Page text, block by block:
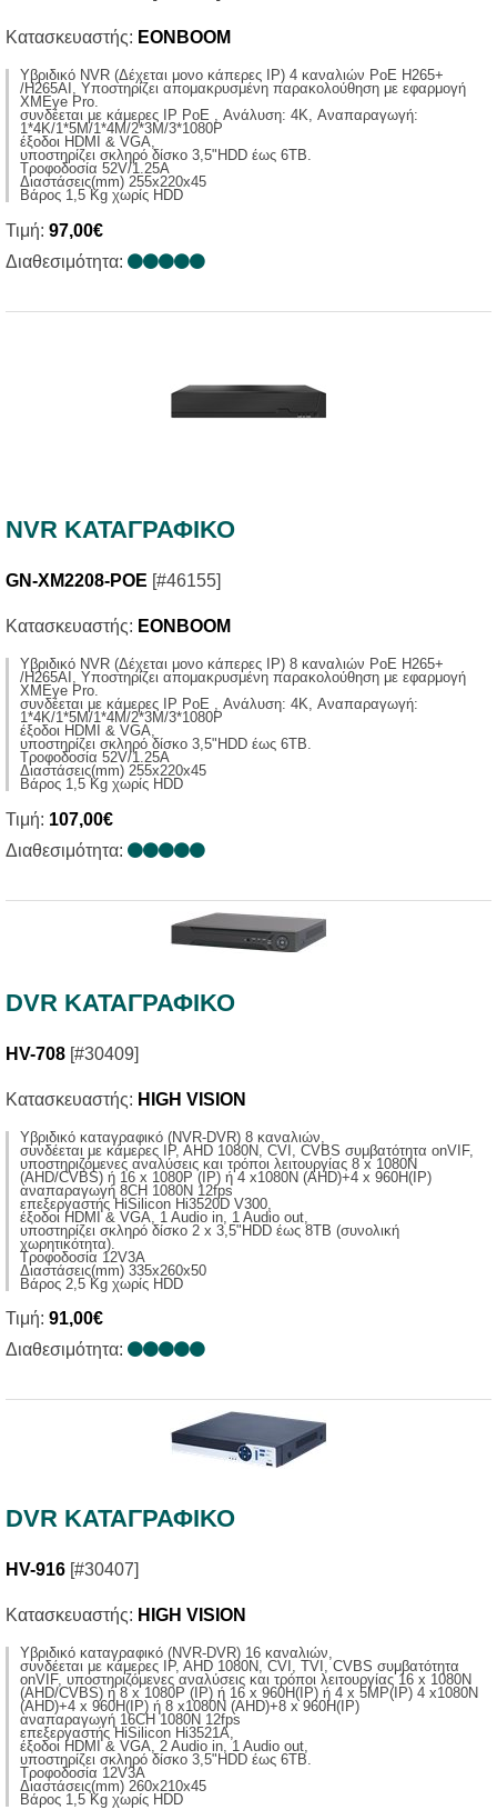
Κατασκευαστής: EONBOOM
Yβριδικό NVR (Δέχεται μονο κάπερες IP) 4 καναλιών PoE H265+
/H265AI, Υποστηρίζει απομακρυσμένη παρακολούθηση με εφαρμογή
XMEye Pro.
συνδέεται με κάμερες IP PoE , Ανάλυση: 4K, Αναπαραγωγή:
1*4K/1*5M/1*4M/2*3M/3*1080P
έξοδοι HDMI & VGA,
υποστηρίζει σκληρό δίσκο 3,5"HDD έως 6ΤΒ.
Τροφοδοσία 52V/1.25A
Διαστάσεις(mm) 255x220x45
Βάρος 1,5 Κg χωρίς ΗDD
Τιμή: 97,00€
Διαθεσιμότητα:
NVR ΚΑΤΑΓΡΑΦΙΚΟ
GN-XM2208-POE [#46155]
Κατασκευαστής: EONBOOM
Yβριδικό NVR (Δέχεται μονο κάπερες IP) 8 καναλιών PoE H265+
/H265AI, Υποστηρίζει απομακρυσμένη παρακολούθηση με εφαρμογή
XMEye Pro.
συνδέεται με κάμερες IP PoE , Ανάλυση: 4K, Αναπαραγωγή:
1*4K/1*5M/1*4M/2*3M/3*1080P
έξοδοι HDMI & VGA,
υποστηρίζει σκληρό δίσκο 3,5"HDD έως 6ΤΒ.
Τροφοδοσία 52V/1.25A
Διαστάσεις(mm) 255x220x45
Βάρος 1,5 Κg χωρίς ΗDD
Τιμή: 107,00€
Διαθεσιμότητα:
DVR ΚΑΤΑΓΡΑΦΙΚΟ
HV-708 [#30409]
Κατασκευαστής: HIGH VISION
Yβριδικό καταγραφικό (NVR-DVR) 8 καναλιών,
συνδέεται με κάμερες IP, AHD 1080N, CVI, CVBS συμβατότητα onVIF,
υποστηριζόμενες αναλύσεις και τρόποι λειτουργίας 8 x 1080N
(AHD/CVBS) ή 16 x 1080P (ΙP) ή 4 x1080Ν (ΑΗD)+4 x 960Η(IP)
αναπαραγωγή 8CH 1080N 12fps
επεξεργαστής ΗiSilicon Hi3520D V300,
έξοδοι HDMI & VGA, 1 Audio in, 1 Audio out,
υποστηρίζει σκληρό δίσκο 2 x 3,5"HDD έως 8ΤΒ (συνολική
χωρητικότητα).
Τροφοδοσία 12V3A
Διαστάσεις(mm) 335x260x50
Βάρος 2,5 Κg χωρίς ΗDD
Τιμή: 91,00€
Διαθεσιμότητα:
DVR ΚΑΤΑΓΡΑΦΙΚΟ
HV-916 [#30407]
Κατασκευαστής: HIGH VISION
Yβριδικό καταγραφικό (NVR-DVR) 16 καναλιών,
συνδέεται με κάμερες IP, AHD 1080N, CVI, TVI, CVBS συμβατότητα
onVIF, υποστηριζόμενες αναλύσεις και τρόποι λειτουργίας 16 x 1080N
(AHD/CVBS) ή 8 x 1080P (ΙP) ή 16 x 960H(IP) ή 4 x 5MP(IP) 4 x1080Ν
(ΑΗD)+4 x 960Η(IP) ή 8 x1080N (AHD)+8 x 960H(IP)
αναπαραγωγή 16CH 1080N 12fps
επεξεργαστής ΗiSilicon Hi3521A,
έξοδοι HDMI & VGA, 2 Audio in, 1 Audio out,
υποστηρίζει σκληρό δίσκο 3,5"HDD έως 6ΤΒ.
Τροφοδοσία 12V3A
Διαστάσεις(mm) 260x210x45
Βάρος 1,5 Κg χωρίς ΗDD